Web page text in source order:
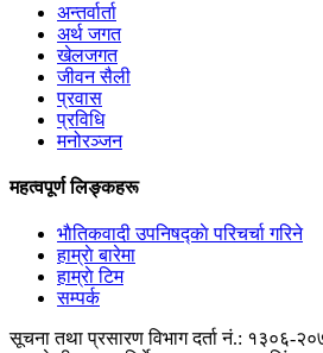
अन्तर्वार्ता
अर्थ जगत
खेलजगत
जीवन सैली
प्रवास
प्रविधि
मनोरञ्जन
महत्वपूर्ण लिङ्कहरू
भाैतिकवादी उपनिषद्काे परिचर्चा गरिने
हाम्राे बारेमा
हाम्राे टिम
सम्पर्क
सूचना तथा प्रसारण विभाग दर्ता नं.: १३०६-